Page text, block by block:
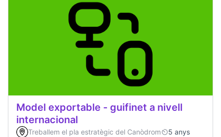
Model exportable - guifinet a nivell
internacional
Treballem el pla estratègic del Canòdrom
5 anys